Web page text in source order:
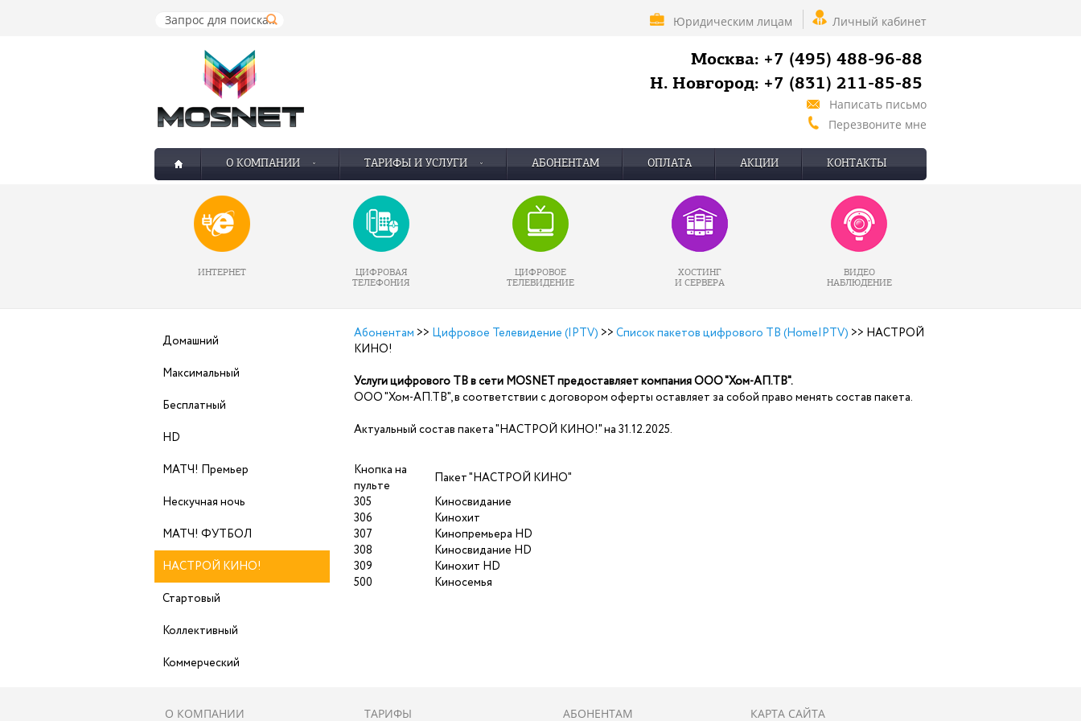
Юридическим лицам Личный кабинет
Москва: +7 (495) 488-96-88
Н. Новгород: +7 (831) 211-85-85
Написать письмо
Перезвоните мне
О КОМПАНИИ ТАРИФЫ И УСЛУГИ АБОНЕНТАМ ОПЛАТА АКЦИИ КОНТАКТЫ
ИНТЕРНЕТ
ЦИФРОВАЯ
ТЕЛЕФОНИЯ
ЦИФРОВОЕ
ТЕЛЕВИДЕНИЕ
ХОСТИНГ
И СЕРВЕРА
ВИДЕО
НАБЛЮДЕНИЕ
Домашний
Максимальный
Бесплатный
HD
МАТЧ! Премьер
Нескучная ночь
МАТЧ! ФУТБОЛ
НАСТРОЙ КИНО!
Стартовый
Коллективный
Коммерческий
Абонентам >> Цифровое Телевидение (IPTV) >> Список пакетов цифрового ТВ (HomeIPTV) >> НАСТРОЙ
КИНО!
Услуги цифрового ТВ в сети MOSNET предоставляет компанияООО "Хом-АП.ТВ".
ООО "Хом-АП.ТВ", в соответствии с договором оферты оставляет за собой право менять состав пакета.
Актуальный состав пакета "НАСТРОЙ КИНО!" на 31.12.2025.
Кнопка на
пульте
Пакет "НАСТРОЙ КИНО"
305
Киносвидание
306
Кинохит
307
Кинопремьера HD
308
Киносвидание HD
309
Кинохит HD
500
Киносемья
О КОМПАНИИ ТАРИФЫ АБОНЕНТАМ КАРТА САЙТА